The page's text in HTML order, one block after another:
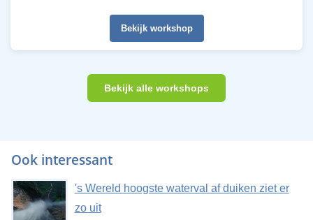
Bekijk workshop
Bekijk alle workshops
Ook interessant
's Wereld hoogste waterval af duiken ziet er
zo uit